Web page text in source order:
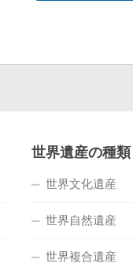
世界遺産の種類
世界文化遺産
世界自然遺産
世界複合遺産